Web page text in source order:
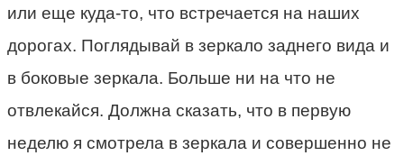
или еще куда-то, что встречается на наших
дорогах. Поглядывай в зеркало заднего вида и
в боковые зеркала. Больше ни на что не
отвлекайся. Должна сказать, что в первую
неделю я смотрела в зеркала и совершенно не